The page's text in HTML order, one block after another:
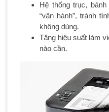
Hệ thống trục,
“vận hành”, tránh
không dùng.
Tăng hiệu suất làm
nào cần.